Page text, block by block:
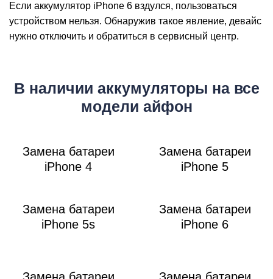
Если аккумулятор iPhone 6 вздулся, пользоваться
устройством нельзя. Обнаружив такое явление, девайс
нужно отключить и обратиться в сервисный центр.
В наличии аккумуляторы на все
модели айфон
Замена батареи
iPhone 4
Замена батареи
iPhone 5
Замена батареи
iPhone 5s
Замена батареи
iPhone 6
Замена батареи
Замена батареи